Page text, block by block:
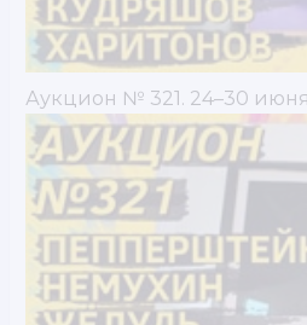
Аукцион № 321. 24–30